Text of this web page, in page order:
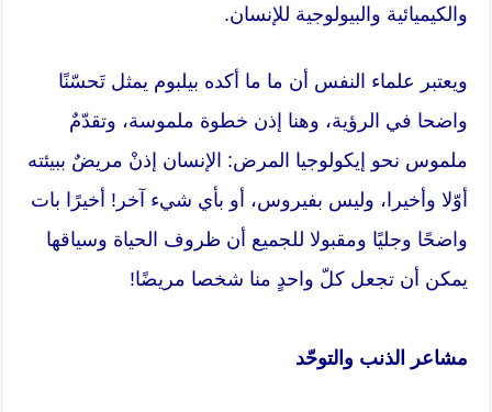
والكيميائية والبيولوجية للإنسان.
ويعتبر علماء النفس أن ما ما أكده بيلبوم يمثل تَحسّنًا
واضحا في الرؤية، وهنا إذن خطوة ملموسة، وتقدّمٌ
ملموس نحو إيكولوجيا المرض: الإنسان إذنْ مريضٌ ببيئته
أوّلا وأخيرا، وليس بفيروس، أو بأي شيء آخر! أخيرًا بات
واضحًا وجليًا ومقبولا للجميع أن ظروف الحياة وسياقها
يمكن أن تجعل كلّ واحدٍ منا شخصا مريضًا!
مشاعر الذنب والتوحّد